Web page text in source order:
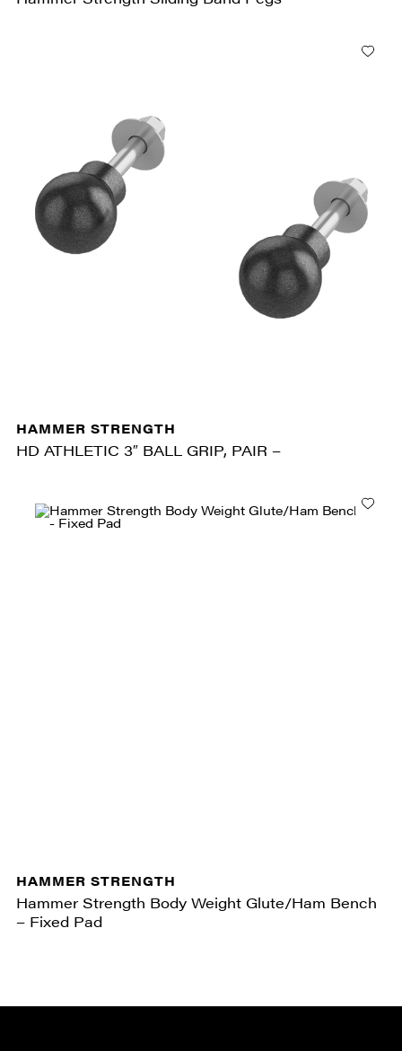
HAMMER STRENGTH
HD ATHLETIC 3″ BALL GRIP, PAIR –
HAMMER STRENGTH
Hammer Strength Body Weight Glute/Ham Bench
– Fixed Pad